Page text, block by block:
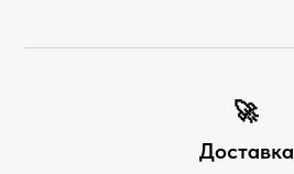
🚀
Доставка